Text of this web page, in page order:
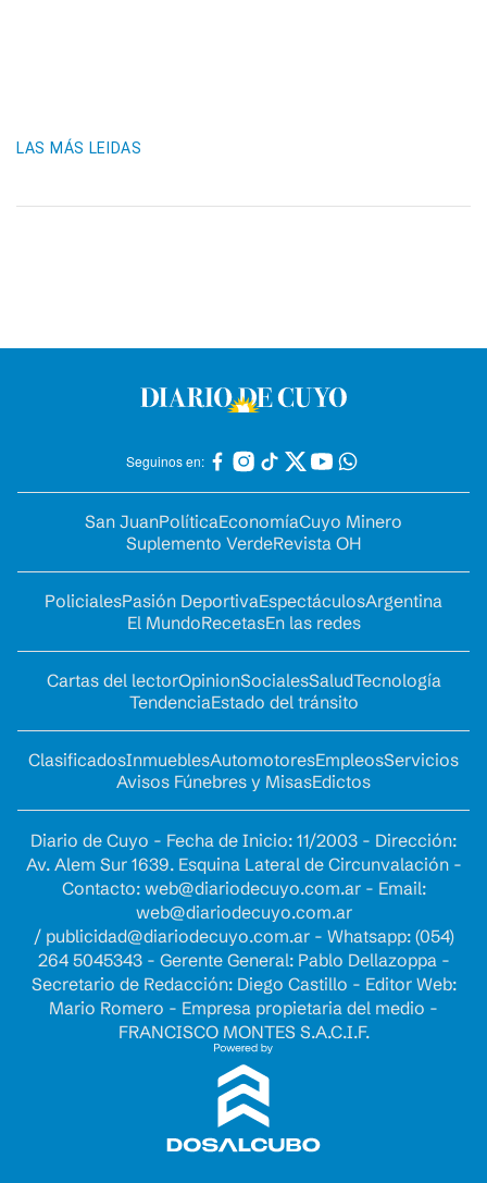
LAS MÁS LEIDAS
Seguinos en:
San JuanPolíticaEconomíaCuyo Minero
Suplemento VerdeRevista OH
PolicialesPasión DeportivaEspectáculosArgentina
El MundoRecetasEn las redes
Cartas del lectorOpinionSocialesSaludTecnología
TendenciaEstado del tránsito
ClasificadosInmueblesAutomotoresEmpleosServicios
Avisos Fúnebres y MisasEdictos
Diario de Cuyo - Fecha de Inicio: 11/2003 - Dirección:
Av. Alem Sur 1639. Esquina Lateral de Circunvalación -
Contacto: web@diariodecuyo.com.ar- Email:
web@diariodecuyo.com.ar
/ publicidad@diariodecuyo.com.ar- Whatsapp: (054)
264 5045343 - Gerente General: Pablo Dellazoppa -
Secretario de Redacción: Diego Castillo - Editor Web:
Mario Romero - Empresa propietaria del medio -
FRANCISCO MONTES S.A.C.I.F.